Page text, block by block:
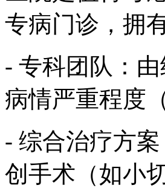
专病门诊，拥
- 专科团队：
病情严重程度
- 综合治疗方
创手术（如小